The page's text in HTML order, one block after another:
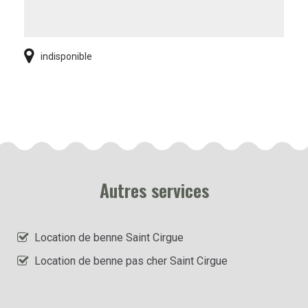
indisponible
Autres services
Location de benne Saint Cirgue
Location de benne pas cher Saint Cirgue